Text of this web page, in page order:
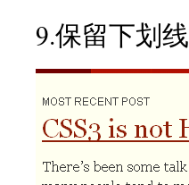
9.保留下划线